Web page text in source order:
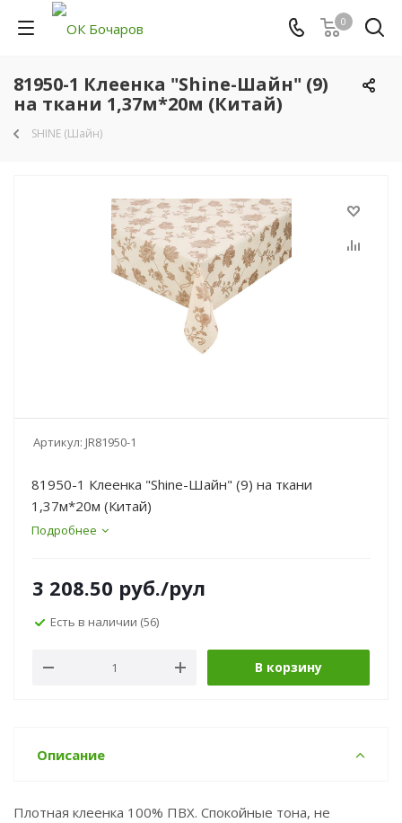
0
81950-1 Клеенка "Shine-Шайн" (9)
на ткани 1,37м*20м (Китай)
SHINE (Шайн)
Артикул: JR81950-1
81950-1 Клеенка "Shine-Шайн" (9) на ткани
1,37м*20м (Китай)
Подробнее
3 208.50 руб./рул
Есть в наличии (56)
В корзину
Описание
Плотная клеенка 100% ПВХ. Спокойные тона, не